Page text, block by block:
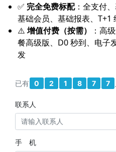
✅ 完全免费标配：全支付
基础会员、基础报表、T+1
⚠️ 增值付费（按需）
：高
餐高级版、D0 秒到、电子
发
已有 0 2 1 8 7 7
联系人
手 机